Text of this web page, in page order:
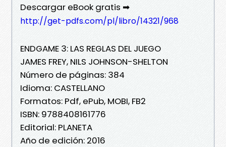
Descargar eBook gratis ➡
http://get-pdfs.com/pl/libro/14321/968
ENDGAME 3: LAS REGLAS DEL JUEGO
JAMES FREY, NILS JOHNSON-SHELTON
Número de páginas: 384
Idioma: CASTELLANO
Formatos: Pdf, ePub, MOBI, FB2
ISBN: 9788408161776
Editorial: PLANETA
Año de edición: 2016